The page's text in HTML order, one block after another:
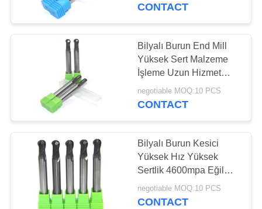
İplik Değirmeni
Kesici
Tungsten Testere
Bıçakları
10
CONTACT
Bilyalı Burun End Mill
Yüksek Sert Malzeme
İşleme Uzun Hizmet
Ömrü
negotiable MOQ:10 PCS
CONTACT
Bilyalı Burun Kesici
Yüksek Hız Yüksek
Sertlik 4600mpa Eğilme
Dayanımı
negotiable MOQ:10 PCS
CONTACT